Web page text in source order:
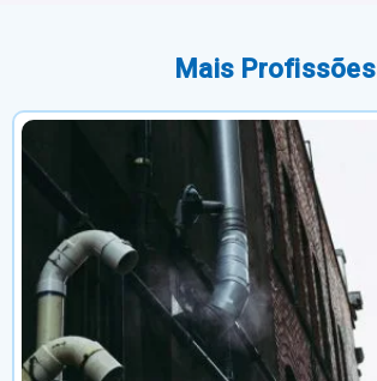
Mais Profissões